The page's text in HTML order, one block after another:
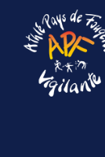
Passer
contenu